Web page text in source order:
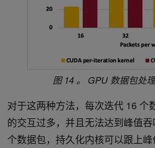
图 14 。 GPU 数据包处
对于这两种方法，每次迭代 16 个
的交互过多，并且无法达到峰值
个数据包，持久化内核可以跟上